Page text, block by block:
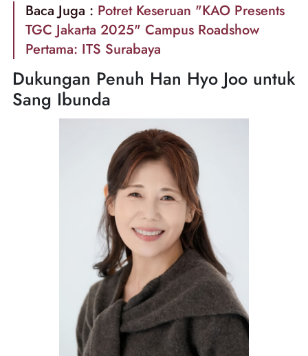
Baca Juga : Potret Keseruan "KAO Presents
TGC Jakarta 2025" Campus Roadshow
Pertama: ITS Surabaya
Dukungan Penuh Han Hyo Joo untuk
Sang Ibunda